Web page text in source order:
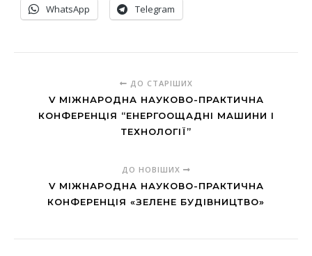
WhatsApp Telegram
ДО СТАРІШИХ
V МІЖНАРОДНА НАУКОВО-ПРАКТИЧНА
КОНФЕРЕНЦІЯ “ЕНЕРГООЩАДНІ МАШИНИ І
ТЕХНОЛОГІЇ”
ДО НОВІШИХ
V МІЖНАРОДНА НАУКОВО-ПРАКТИЧНА
КОНФЕРЕНЦІЯ «ЗЕЛЕНЕ БУДІВНИЦТВО»